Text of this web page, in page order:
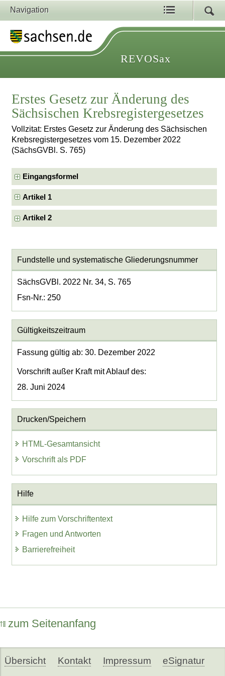
Navigation
REVOSax
Erstes Gesetz zur Änderung des
Sächsischen Krebsregistergesetzes
Vollzitat: Erstes Gesetz zur Änderung des Sächsischen
Krebsregistergesetzes vom 15. Dezember 2022
(SächsGVBl. S. 765)
Eingangsformel
Artikel 1
Artikel 2
Fundstelle und systematische Gliederungsnummer
SächsGVBl. 2022 Nr. 34, S. 765
Fsn-Nr.: 250
Gültigkeitszeitraum
Fassung gültig ab: 30. Dezember 2022
Vorschrift außer Kraft mit Ablauf des:
28. Juni 2024
Drucken/Speichern
HTML-Gesamtansicht
Vorschrift als PDF
Hilfe
Hilfe zum Vorschriftentext
Fragen und Antworten
Barrierefreiheit
zum Seitenanfang
Übersicht Kontakt Impressum eSignatur